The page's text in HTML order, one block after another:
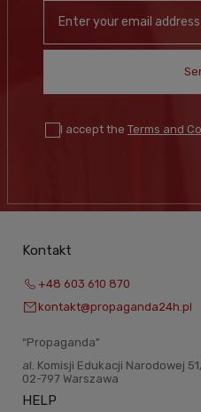
I accept the Terms and
Kontakt
+48 603 610 870
kontakt@propaganda24h.pl
“Propaganda"
al. Komisji Edukacji Narodowej
02-797 Warszawa
HELP